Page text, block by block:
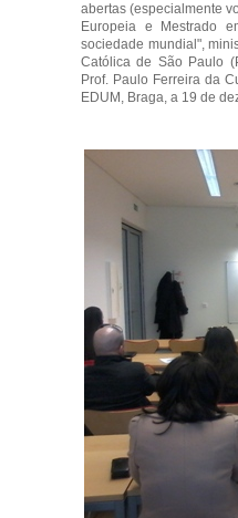
abertas (especialmente
Europeia e Mestrado
sociedade mundial",
Católica de São Paulo
Prof. Paulo Ferreira da
EDUM, Braga, a 19 de